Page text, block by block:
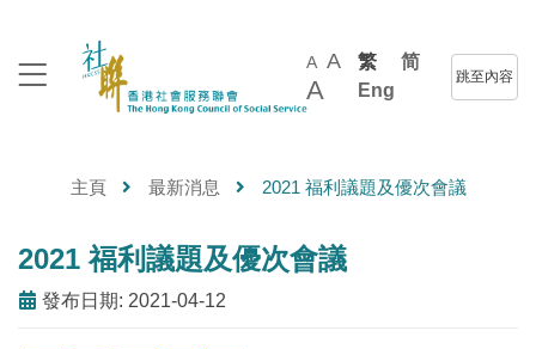
A A
A
繁
简
Eng
跳至內容
主頁 最新消息 2021 福利議題及優次會議
2021 福利議題及優次會議
發布日期: 2021-04-12